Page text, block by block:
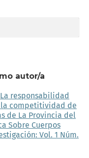
autor/a
La responsabilidad
competitividad de
de La Provincia del
Sobre Cuerpos
Vol. 1 Núm.